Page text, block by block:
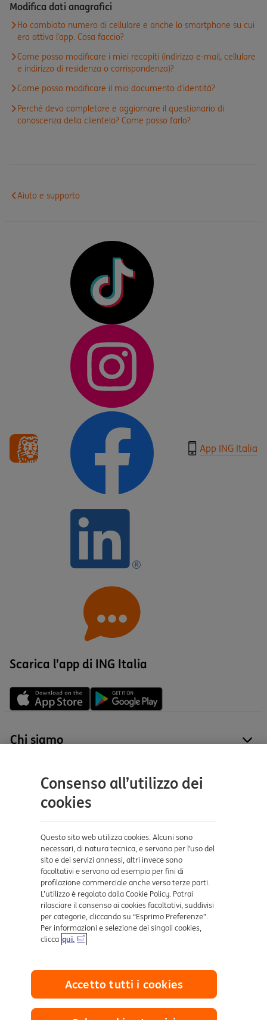
Modifica dati anagrafici
Ho cambiato numero di cellulare e anche lo smartphone su cui
era attiva l’app. Cosa faccio?
Come posso modificare i miei recapiti (indirizzo e-mail, cellulare
e indirizzo di residenza o corrispondenza)?
Come posso modificare il mio documento d’identità?
Perché devo completare e aggiornare il questionario di
conoscenza della clientela? Come posso farlo?
Aiuto e supporto
App ING Italia
Scarica l’app di ING Italia
Chi siamo
Contatti e supporto
Aiuto e supporto
Sicurezza e Phishing
Dove ci trovi
Certificazioni
Collegamenti utili
Mappa del sito
Trasparenza
Cookies
Consenso all’utilizzo dei
cookies
Questo sito web utilizza cookies. Alcuni sono
necessari, di natura tecnica, e servono per l’uso del
sito e dei servizi annessi, altri invece sono
facoltativi e servono ad esempio per fini di
profilazione commerciale anche verso terze parti.
L’utilizzo è regolato dalla Cookie Policy. Potrai
rilasciare il consenso ai cookies facoltativi, suddivisi
per categorie, cliccando su “Esprimo Preferenze”.
Per informazioni e selezione dei singoli cookies,
clicca qui.
Accetto tutti i cookies